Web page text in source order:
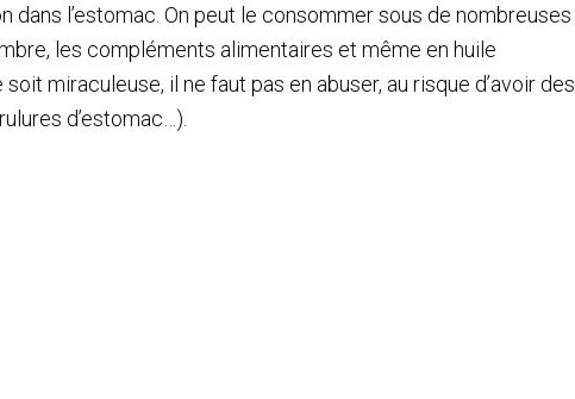
dans l’estomac. On peut le consommer sous de nombreuses
les compléments alimentaires et même en huile
miraculeuse, il ne faut pas en abuser, au risque d’avoir des
d’estomac…).